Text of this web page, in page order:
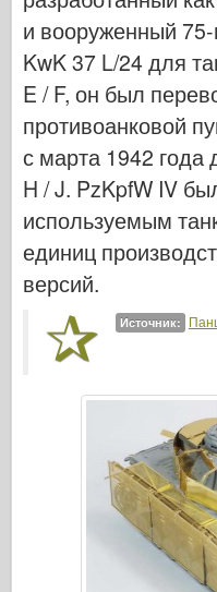
Италери
Легенда
Менг Модель
Тамия
Tristar
Трубач
Звезда
Альбомы-Фотографии
Прогулка вокруг
Книги
Dvd
ле журнал
Комплекты
и вооруженный
KwK 37 L/24 для
E / F, он был
противоанковой
с марта 1942 года
H / J. PzKpfW IV
используемым
единиц
версий.
Источник: